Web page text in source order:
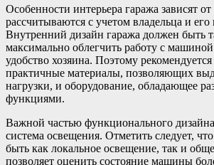
Особенности интерьера гаража зависят от
рассчитываются с учетом владельца и его
Внутренний дизайн гаража должен быть
максимально облегчить работу с
удобство хозяина. Поэтому рекомендуется
практичные материалы, позволяющих
нагрузки, и оборудование, обладающее
функциями.
Важной частью функционального дизайна
система освещения. Отметить следует,
быть как локальное освещение, так и
позволяет оценить состояние машины